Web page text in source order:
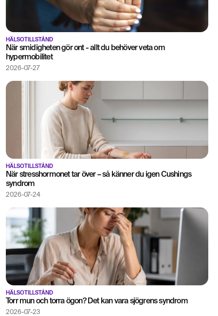
HÄLSOTILLSTÅND
När smidigheten gör ont - allt du behöver veta om
hypermobilitet
2026-07-27
HÄLSOTILLSTÅND
När stresshormonet tar över – så känner du igen Cushings
syndrom
2026-07-24
HÄLSOTILLSTÅND
Torr mun och torra ögon? Det kan vara sjögrens syndrom
2026-07-23